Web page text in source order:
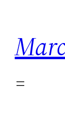
contenuto